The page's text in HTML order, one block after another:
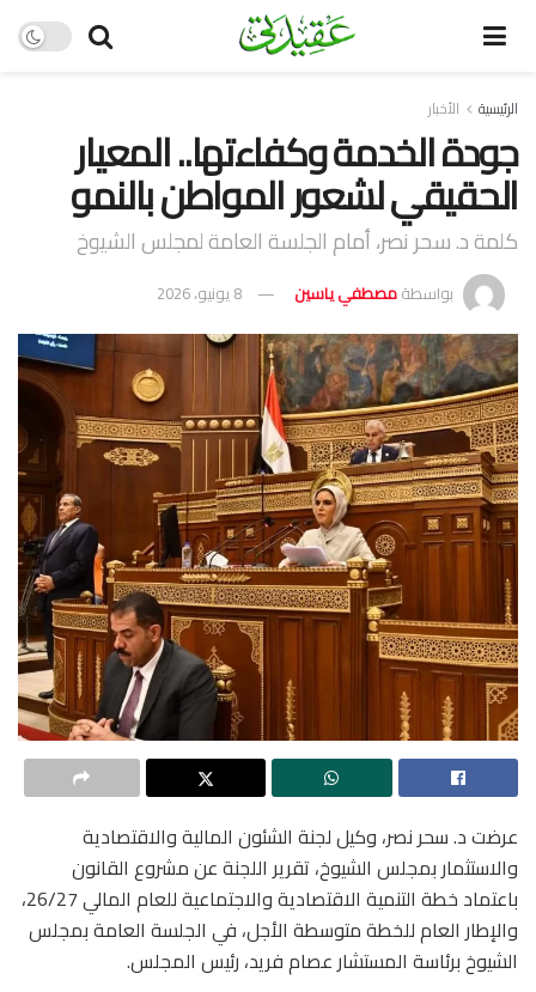
الرئيسية الأخبار
جودة الخدمة وكفاءتها.. المعيار
الحقيقي لشعور المواطن بالنمو
كلمة د. سحر نصر، أمام الجلسة العامة لمجلس الشيوخ
بواسطةمصطفي ياسين 8 يونيو، 2026
عرضت د. سحر نصر، وكيل لجنة الشئون المالية والاقتصادية
والاستثمار بمجلس الشيوخ، تقرير اللجنة عن مشروع القانون
باعتماد خطة التنمية الاقتصادية والاجتماعية للعام المالي 26/27،
والإطار العام للخطة متوسطة الأجل، في الجلسة العامة بمجلس
الشيوخ برئاسة المستشار عصام فريد، رئيس المجلس.